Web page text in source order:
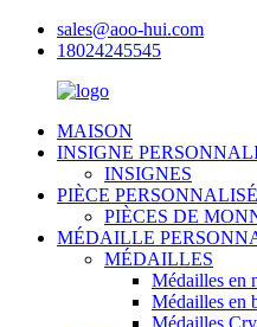
sales@aoo-hui.com
18024245545
MAISON
INSIGNE
INSIGNES
PIÈCE
PIÈCES DE
MÉDAILLE
MÉDAILLES
Médailles en
Médailles en
Médailles